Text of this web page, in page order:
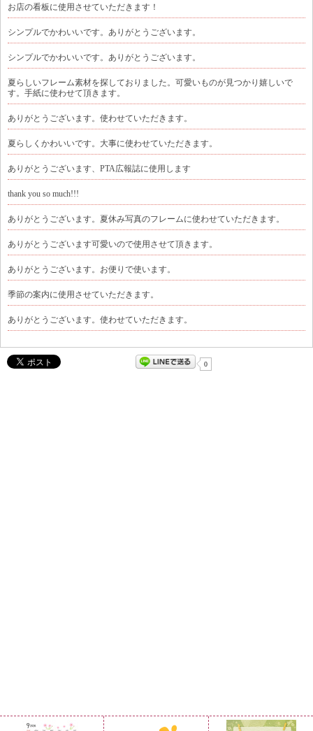
お店の看板に使用させていただきます！
シンプルでかわいいです。ありがとうございます。
シンプルでかわいいです。ありがとうございます。
夏らしいフレーム素材を探しておりました。可愛いものが見つかり嬉しいで
す。手紙に使わせて頂きます。
ありがとうございます。使わせていただきます。
夏らしくかわいいです。大事に使わせていただきます。
ありがとうございます、PTA広報誌に使用します
thank you so much!!!
ありがとうございます。夏休み写真のフレームに使わせていただきます。
ありがとうございます可愛いので使用させて頂きます。
ありがとうございます。お便りで使います。
季節の案内に使用させていただきます。
ありがとうございます。使わせていただきます。
0